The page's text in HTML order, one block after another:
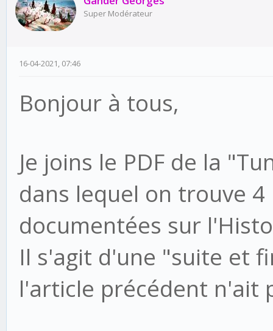
Super Modérateur
16-04-2021, 07:46
Bonjour à tous,
Je joins le PDF de la
dans lequel on trouve 4
documentées sur
Il s'agit d'une "suite et
l'article précédent n'ait